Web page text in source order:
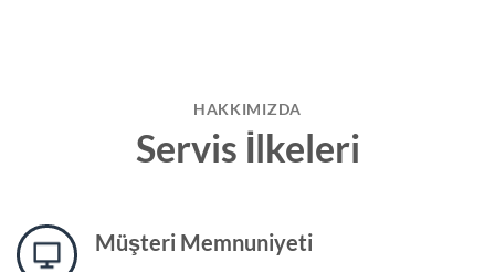
HAKKIMIZDA
Servis İlkeleri
Müşteri Memnuniyeti